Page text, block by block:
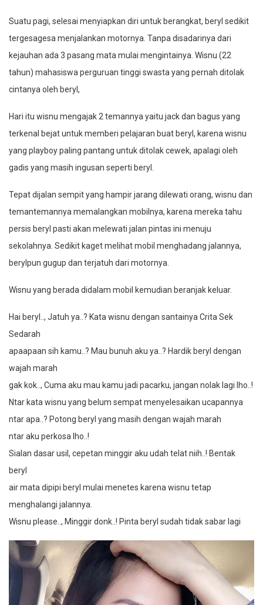
Suatu pagi, selesai menyiapkan diri untuk berangkat, beryl sedikit
tergesagesa menjalankan motornya. Tanpa disadarinya dari
kejauhan ada 3 pasang mata mulai mengintainya. Wisnu (22
tahun) mahasiswa perguruan tinggi swasta yang pernah ditolak
cintanya oleh beryl,
Hari itu wisnu mengajak 2 temannya yaitu jack dan bagus yang
terkenal bejat untuk memberi pelajaran buat beryl, karena wisnu
yang playboy paling pantang untuk ditolak cewek, apalagi oleh
gadis yang masih ingusan seperti beryl.
Tepat dijalan sempit yang hampir jarang dilewati orang, wisnu dan
temantemannya memalangkan mobilnya, karena mereka tahu
persis beryl pasti akan melewati jalan pintas ini menuju
sekolahnya. Sedikit kaget melihat mobil menghadang jalannya,
berylpun gugup dan terjatuh dari motornya.
Wisnu yang berada didalam mobil kemudian beranjak keluar.
Hai beryl.., Jatuh ya..? Kata wisnu dengan santainya Crita Sek
Sedarah
apaapaan sih kamu..? Mau bunuh aku ya..? Hardik beryl dengan
wajah marah
gak kok.., Cuma aku mau kamu jadi pacarku, jangan nolak lagi lho..!
Ntar kata wisnu yang belum sempat menyelesaikan ucapannya
ntar apa..? Potong beryl yang masih dengan wajah marah
ntar aku perkosa lho..!
Sialan dasar usil, cepetan minggir aku udah telat niih..! Bentak
beryl
air mata dipipi beryl mulai menetes karena wisnu tetap
menghalangi jalannya.
Wisnu please.., Minggir donk..! Pinta beryl sudah tidak sabar lagi